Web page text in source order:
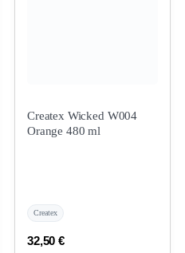
Createx Wicked W004
Orange 480 ml
Createx
32,50€